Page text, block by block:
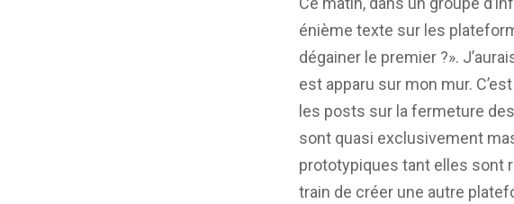
énième texte sur les
dégainer le premier ?».
est apparu sur mon mur.
les posts sur la fermeture
sont quasi exclusivement
prototypiques tant elles sont
train de créer une autre